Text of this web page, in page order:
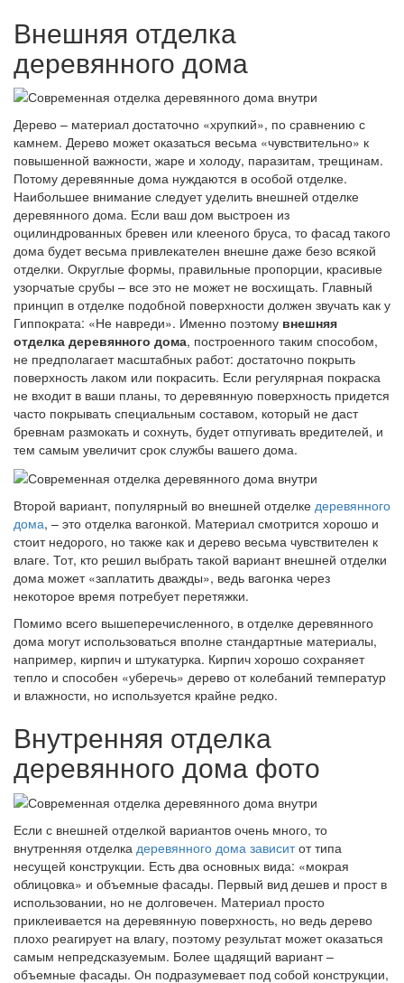
Внешняя отделка
деревянного дома
Дерево – материал достаточно «хрупкий», по сравнению с
камнем. Дерево может оказаться весьма «чувствительно» к
повышенной важности, жаре и холоду, паразитам, трещинам.
Потому деревянные дома нуждаются в особой отделке.
Наибольшее внимание следует уделить внешней отделке
деревянного дома. Если ваш дом выстроен из
оцилиндрованных бревен или клееного бруса, то фасад такого
дома будет весьма привлекателен внешне даже безо всякой
отделки. Округлые формы, правильные пропорции, красивые
узорчатые срубы – все это не может не восхищать. Главный
принцип в отделке подобной поверхности должен звучать как у
Гиппократа: «Не навреди». Именно поэтому внешняя
отделка деревянного дома, построенного таким способом,
не предполагает масштабных работ: достаточно покрыть
поверхность лаком или покрасить. Если регулярная покраска
не входит в ваши планы, то деревянную поверхность придется
часто покрывать специальным составом, который не даст
бревнам размокать и сохнуть, будет отпугивать вредителей, и
тем самым увеличит срок службы вашего дома.
Второй вариант, популярный во внешней отделке деревянного
дома, – это отделка вагонкой. Материал смотрится хорошо и
стоит недорого, но также как и дерево весьма чувствителен к
влаге. Тот, кто решил выбрать такой вариант внешней отделки
дома может «заплатить дважды», ведь вагонка через
некоторое время потребует перетяжки.
Помимо всего вышеперечисленного, в отделке деревянного
дома могут использоваться вполне стандартные материалы,
например, кирпич и штукатурка. Кирпич хорошо сохраняет
тепло и способен «уберечь» дерево от колебаний температур
и влажности, но используется крайне редко.
Внутренняя отделка
деревянного дома фото
Если с внешней отделкой вариантов очень много, то
внутренняя отделка деревянного дома зависитот типа
несущей конструкции. Есть два основных вида: «мокрая
облицовка» и объемные фасады. Первый вид дешев и прост в
использовании, но не долговечен. Материал просто
приклеивается на деревянную поверхность, но ведь дерево
плохо реагирует на влагу, поэтому результат может оказаться
самым непредсказуемым. Более щадящий вариант –
объемные фасады. Он подразумевает под собой конструкции,